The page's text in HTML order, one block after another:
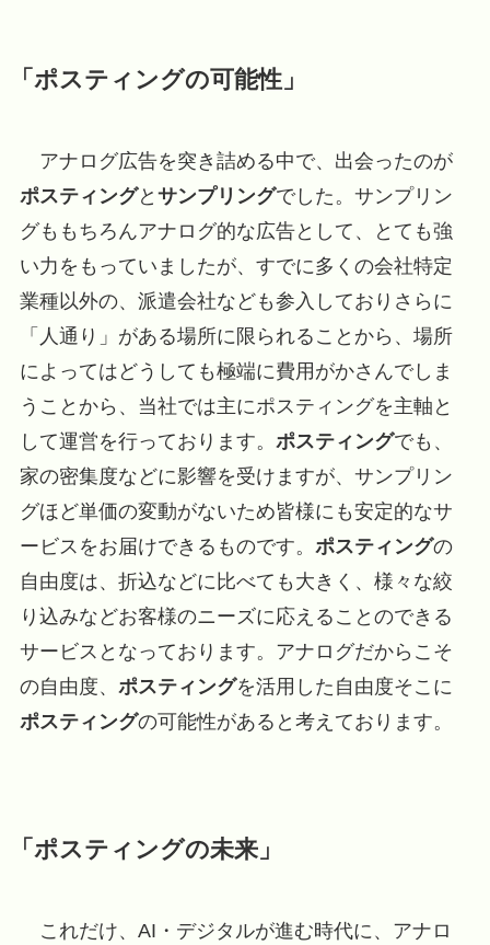
「ポスティングの可能性」
アナログ広告を突き詰める中で、出会ったのが
ポスティングと サンプリングでした。サンプリン
グももちろんアナログ的な広告として、とても強
い力をもっていましたが、すでに多くの会社特定
業種以外の、派遣会社なども参入しておりさらに
「人通り」がある場所に限られることから、場所
によってはどうしても極端に費用がかさんでしま
うことから、当社では主にポスティングを主軸と
して運営を行っております。 ポスティングでも、
家の密集度などに影響を受けますが、サンプリン
グほど単価の変動がないため皆様にも安定的なサ
ービスをお届けできるものです。 ポスティングの
自由度は、折込などに比べても大きく、様々な絞
り込みなどお客様のニーズに応えることのできる
サービスとなっております。アナログだからこそ
の自由度、 ポスティングを活用した自由度そこに
ポスティングの可能性があると考えております。
「ポスティングの未来」
これだけ、AI・デジタルが進む時代に、アナロ